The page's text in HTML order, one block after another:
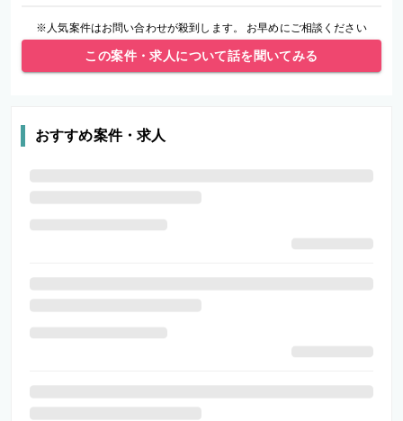
※人気案件はお問い合わせが殺到します。 お早めにご相談ください
この案件・求人について話を聞いてみる
おすすめ案件・求人